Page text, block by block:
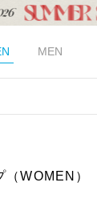
MEN
WOMEN）